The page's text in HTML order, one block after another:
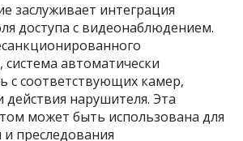
заслуживает интеграция
доступа с видеонаблюдением.
автоматически
с соответствующих камер,
действия нарушителя. Эта
может быть использована для
преследования